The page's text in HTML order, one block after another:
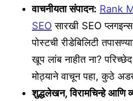
वाचनीयता संपादन: Rank
SEO सारखी SEO प्लगइन्स
पोस्टची रीडेबिलिटी
खूप लांब नाहीत ना?
मोठ्याने वाचून पहा, कुठे
शुद्धलेखन, विरामचिन्हे आणि